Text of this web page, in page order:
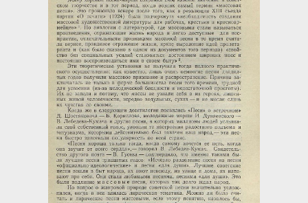
Загрузка...